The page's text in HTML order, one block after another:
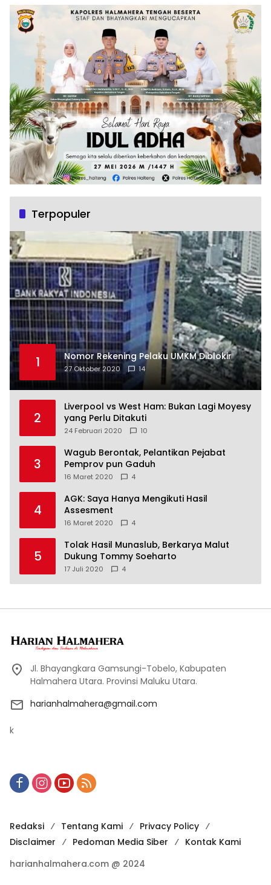
Terpopuler
1 Nomor Rekening Pelaku UMKM Diblokir
27 Oktober 2020 14
2
Liverpool vs West Ham: Bukan Lagi Moyesy
yang Perlu Ditakuti
24 Februari 2020 10
3
Wagub Berontak, Pelantikan Pejabat
Pemprov pun Gaduh
16 Maret 2020 4
4
AGK: Saya Hanya Mengikuti Hasil
Assesment
16 Maret 2020 4
5
Tolak Hasil Munaslub, Berkarya Malut
Dukung Tommy Soeharto
17 Juli 2020 4
Jl. Bhayangkara Gamsungi-Tobelo, Kabupaten
Halmahera Utara. Provinsi Maluku Utara.
harianhalmahera@gmail.com
k
Redaksi Tentang Kami
Privacy Policy
Disclaimer
Pedoman Media Siber
Kontak Kami
harianhalmahera.com @ 2024